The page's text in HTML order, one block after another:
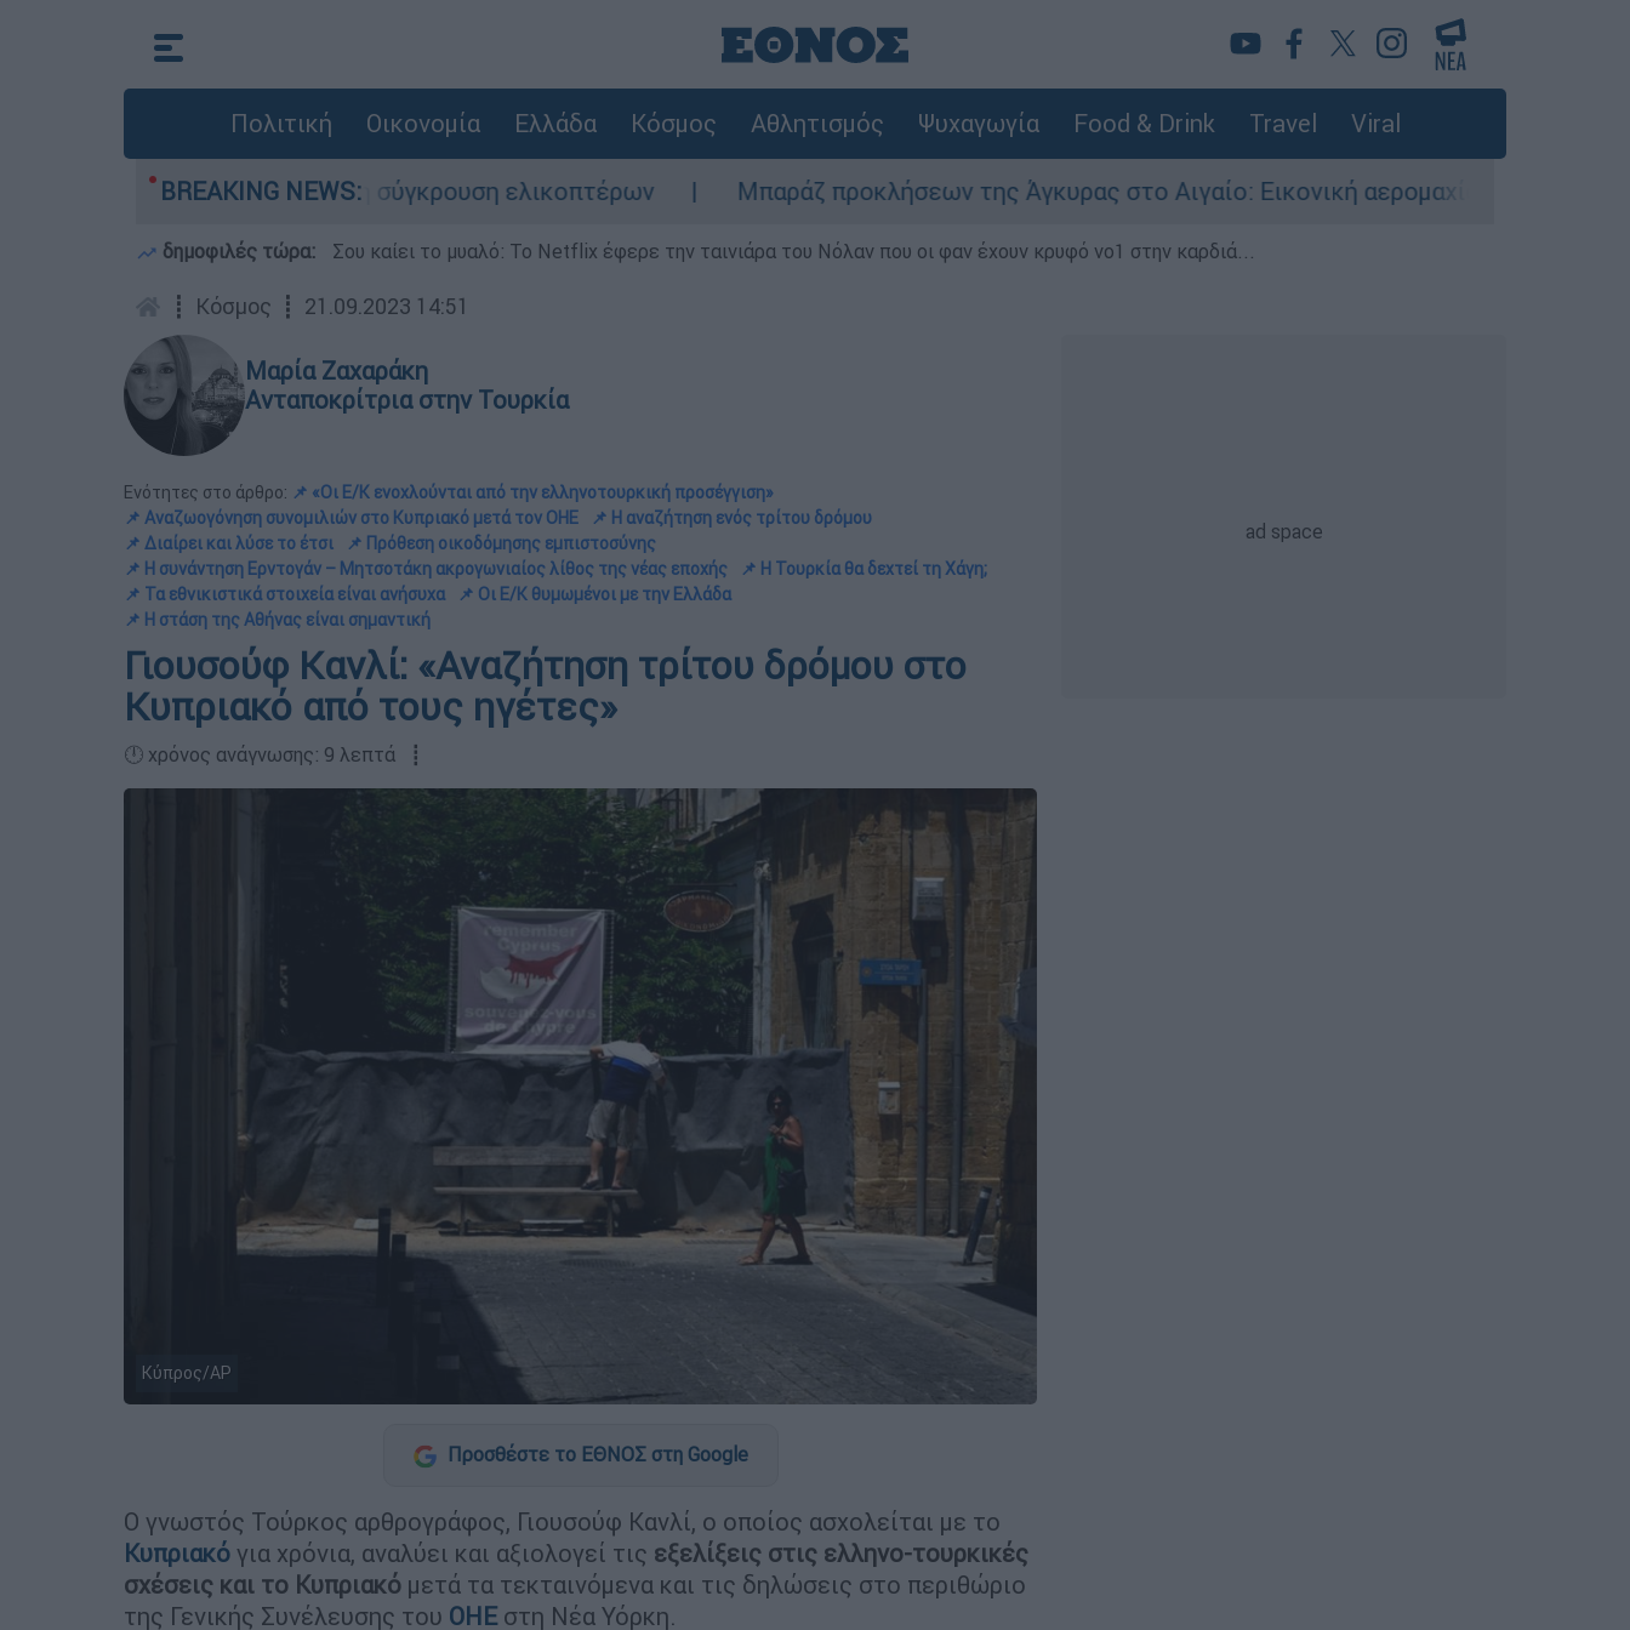
Πολιτική Οικονομία Ελλάδα Κόσμος Αθλητισμός Ψυχαγωγία Food & Drink Travel Viral
BREAKING NEWS:
τη ζωή του στη σύγκρουση ελικοπτέρων Μπαράζ προκλήσεων της Άγκυρας στο Αιγαίο: Εικονική αερομαχία ανάμεσα σε ελληνικά
δημοφιλές τώρα: Σου καίει το μυαλό: Το Netflix έφερε την ταινιάρα του Νόλαν που οι φαν έχουν κρυφό νο1 στην καρδιά...
┋ Κόσμος ┋ 21.09.2023 14:51
Μαρία Ζαχαράκη
Ανταποκρίτρια στην Τουρκία
Ενότητες στο άρθρο: 📌 «Οι Ε/Κ ενοχλούνται από την ελληνοτουρκική προσέγγιση»
📌 Αναζωογόνηση συνομιλιών στο Κυπριακό μετά τον ΟΗΕ
📌 Η αναζήτηση ενός τρίτου δρόμου
📌 Διαίρει και λύσε το έτσι
📌 Πρόθεση οικοδόμησης εμπιστοσύνης
📌 Η συνάντηση Ερντογάν – Μητσοτάκη ακρογωνιαίος λίθος της νέας εποχής
📌 Η Τουρκία θα δεχτεί τη Χάγη;
📌 Τα εθνικιστικά στοιχεία είναι ανήσυχα
📌 Οι Ε/Κ θυμωμένοι με την Ελλάδα
📌 Η στάση της Αθήνας είναι σημαντική
Γιουσούφ Κανλί: «Αναζήτηση τρίτου δρόμου στο
Κυπριακό από τους ηγέτες»
🕛 χρόνος ανάγνωσης: 9 λεπτά ┋
Κύπρος/AP
Προσθέστε το ΕΘΝΟΣ στη Google
Ο γνωστός Τούρκος αρθρογράφος, Γιουσούφ Κανλί, ο οποίος ασχολείται με το
Κυπριακό για χρόνια, αναλύει και αξιολογεί τις εξελίξεις στις ελληνο-τουρκικές
σχέσεις και το Κυπριακό μετά τα τεκταινόμενα και τις δηλώσεις στο περιθώριο
της Γενικής Συνέλευσης του ΟΗΕστη Νέα Υόρκη.